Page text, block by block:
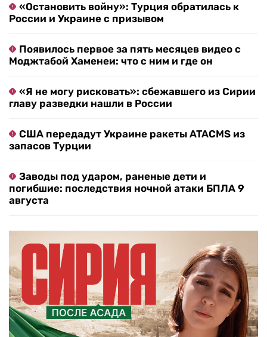
«Остановить войну»: Турция обратилась к
России и Украине с призывом
Появилось первое за пять месяцев видео с
Моджтабой Хаменеи: что с ним и где он
«Я не могу рисковать»: сбежавшего из Сирии
главу разведки нашли в России
США передадут Украине ракеты ATACMS из
запасов Турции
Заводы под ударом, раненые дети и
погибшие: последствия ночной атаки БПЛА 9
августа